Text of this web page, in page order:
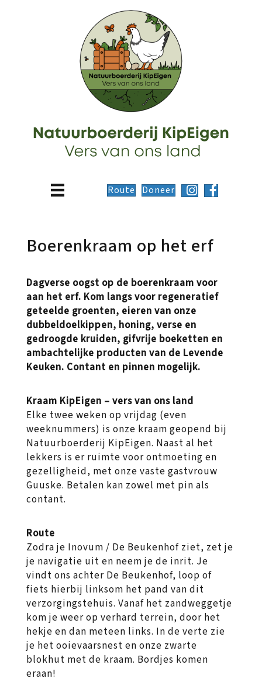
Route Doneer
Boerenkraam op het erf
Dagverse oogst op de boerenkraam voor
aan het erf. Kom langs voor regeneratief
geteelde groenten, eieren van onze
dubbeldoelkippen, honing, verse en
gedroogde kruiden, gifvrije boeketten en
ambachtelijke producten van de Levende
Keuken. Contant en pinnen mogelijk.
Kraam KipEigen – vers van ons land
Elke twee weken op vrijdag (even
weeknummers) is onze kraam geopend bij
Natuurboerderij KipEigen. Naast al het
lekkers is er ruimte voor ontmoeting en
gezelligheid, met onze vaste gastvrouw
Guuske. Betalen kan zowel met pin als
contant.
Route
Zodra je Inovum / De Beukenhof ziet, zet je
je navigatie uit en neem je de inrit. Je
vindt ons achter De Beukenhof, loop of
fiets hierbij linksom het pand van dit
verzorgingstehuis. Vanaf het zandweggetje
kom je weer op verhard terrein, door het
hekje en dan meteen links. In de verte zie
je het ooievaarsnest en onze zwarte
blokhut met de kraam. Bordjes komen
eraan!